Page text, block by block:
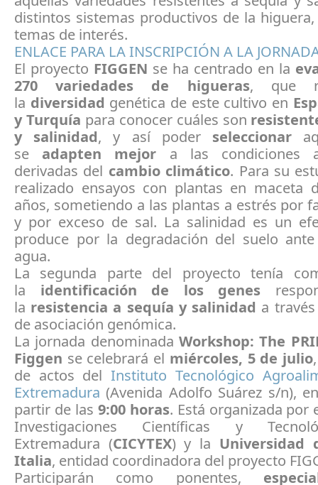
distintos sistemas productivos de la
temas de interés.
ENLACE PARA LA INSCRIPCIÓN A LA
El proyecto FIGGEN se ha centrado en la
270 variedades de higueras, que
la diversidad genética de este cultivo en
y Turquía para conocer cuáles son
y salinidad, y así poder seleccionar
se adapten mejor a las condiciones
derivadas del cambio climático. Para su
realizado ensayos con plantas en maceta
años, sometiendo a las plantas a estrés por
y por exceso de sal. La salinidad es un
produce por la degradación del suelo
agua.
La segunda parte del proyecto tenía
la identificación de los genes
la resistencia a sequía y salinidad a
de asociación genómica.
La jornada denominada Workshop: The
Figgen se celebrará el miércoles, 5 de julio
de actos delInstituto Tecnológico
Extremadura (Avenida Adolfo Suárez s/n),
partir de las 9:00 horas. Está organizada por
Investigaciones Científicas y
Extremadura (CICYTEX) y la Universidad
Italia, entidad coordinadora del proyecto
Participarán como ponentes,